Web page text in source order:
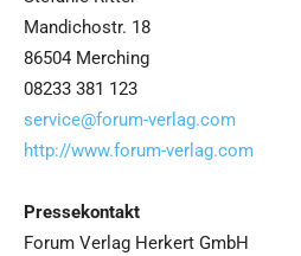
Mandichostr. 18
86504 Merching
08233 381 123
service@forum-verlag.com
http://www.forum-verlag.com
Pressekontakt
Forum Verlag Herkert GmbH